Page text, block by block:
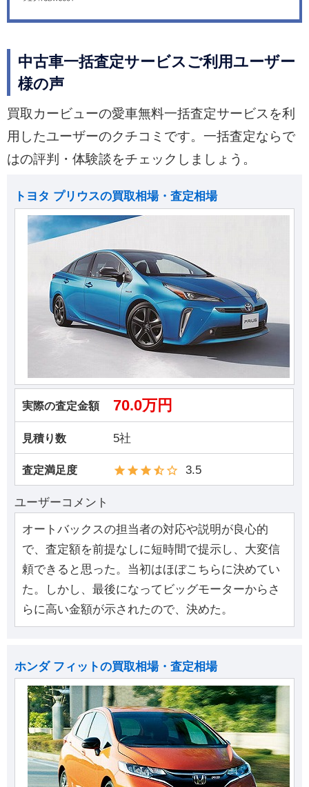
中古車一括査定サービスご利用ユーザー
様の声
買取カービューの愛車無料一括査定サービスを利
用したユーザーのクチコミです。一括査定ならで
はの評判・体験談をチェックしましょう。
トヨタ プリウスの買取相場・査定相場
実際の査定金額 70.0万円
見積り数 5社
査定満足度 3.5
ユーザーコメント
オートバックスの担当者の対応や説明が良心的
で、査定額を前提なしに短時間で提示し、大変信
頼できると思った。当初はほぼこちらに決めてい
た。しかし、最後になってビッグモーターからさ
らに高い金額が示されたので、決めた。
ホンダ フィットの買取相場・査定相場